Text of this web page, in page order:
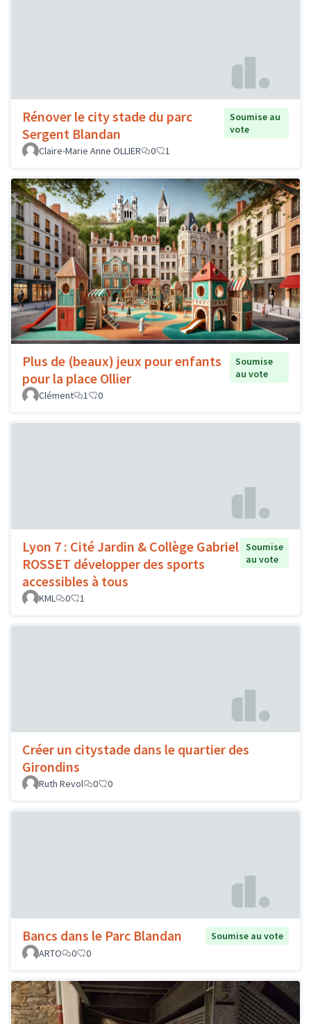
Rénover le city stade du parc
Sergent Blandan
Soumise au
vote
Claire-Marie Anne OLLIER
0 1
Plus de (beaux) jeux pour enfants
pour la place Ollier
Soumise
au vote
Clément
1 0
Lyon 7 : Cité Jardin & Collège Gabriel
ROSSET développer des sports
accessibles à tous
Soumise
au vote
KML 0 1
Créer un citystade dans le quartier des
Girondins
Ruth Revol 0 0
Bancs dans le Parc Blandan
Soumise au vote
ARTO
0 0